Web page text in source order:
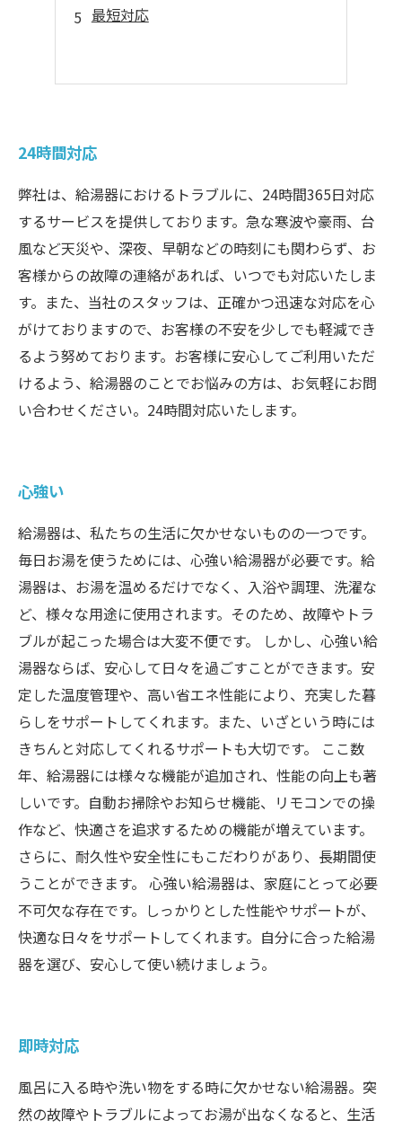
最短対応
24時間対応
弊社は、給湯器におけるトラブルに、24時間365日対応
するサービスを提供しております。急な寒波や豪雨、台
風など天災や、深夜、早朝などの時刻にも関わらず、お
客様からの故障の連絡があれば、いつでも対応いたしま
す。また、当社のスタッフは、正確かつ迅速な対応を心
がけておりますので、お客様の不安を少しでも軽減でき
るよう努めております。お客様に安心してご利用いただ
けるよう、給湯器のことでお悩みの方は、お気軽にお問
い合わせください。24時間対応いたします。
心強い
給湯器は、私たちの生活に欠かせないものの一つです。
毎日お湯を使うためには、心強い給湯器が必要です。給
湯器は、お湯を温めるだけでなく、入浴や調理、洗濯な
ど、様々な用途に使用されます。そのため、故障やトラ
ブルが起こった場合は大変不便です。 しかし、心強い給
湯器ならば、安心して日々を過ごすことができます。安
定した温度管理や、高い省エネ性能により、充実した暮
らしをサポートしてくれます。また、いざという時には
きちんと対応してくれるサポートも大切です。 ここ数
年、給湯器には様々な機能が追加され、性能の向上も著
しいです。自動お掃除やお知らせ機能、リモコンでの操
作など、快適さを追求するための機能が増えています。
さらに、耐久性や安全性にもこだわりがあり、長期間使
うことができます。 心強い給湯器は、家庭にとって必要
不可欠な存在です。しっかりとした性能やサポートが、
快適な日々をサポートしてくれます。自分に合った給湯
器を選び、安心して使い続けましょう。
即時対応
風呂に入る時や洗い物をする時に欠かせない給湯器。突
然の故障やトラブルによってお湯が出なくなると、生活